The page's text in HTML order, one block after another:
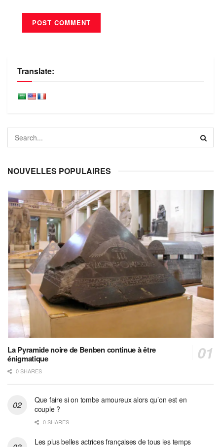
Translate:
NOUVELLES POPULAIRES
La Pyramide noire de Benben continue à être
énigmatique
0 SHARES
Que faire si on tombe amoureux alors qu’on est en
couple ?
0 SHARES
Les plus belles actrices françaises de tous les temps